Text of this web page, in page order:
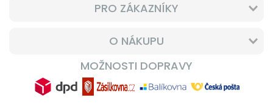
PRO ZÁKAZNÍKY
O NÁKUPU
MOŽNOSTI DOPRAVY